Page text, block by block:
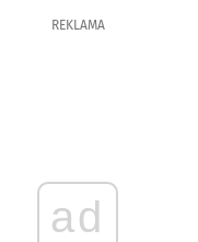
REKLAMA
ad